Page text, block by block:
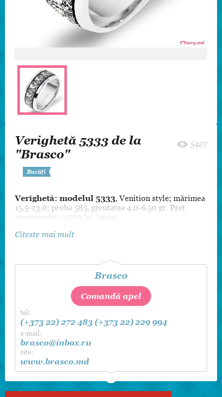
Verighetă 5333 de la
"Brasco"
5427
Bucăți
Verighetă: modelul 5333, Venition style; mărimea
15,5-23,0; proba 585, greutatea 4.0-6.50 gr. Preț
aproximativ : 1500 lei /gram.
Citeste mai mult
Brasco
Comandă apel
tel:
(+373 22) 272 483 (+373 22) 229 994
e-mail:
brasco@inbox.ru
site:
www.brasco.md